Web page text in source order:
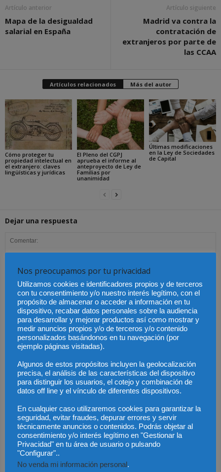
Artículo anterior
Mapa de la desigualdad
salarial en España
Artículo siguiente
Madrid va contra la
contratación de
extranjeros por parte de
las CCAA
Artículos relacionados Más del autor
Cómo proteger tu
propiedad intelectual en
el extranjero: claves
lingüísticas y jurídicas
El Pleno del CGPJ
aprueba el informe al
anteproyecto de Ley de
Familias por
unanimidad
Últimas modificaciones
en la Ley de Sociedades
de Capital
Dejar una respuesta
Save my name, email, and website in this browser for the next time I
comment.
Nos preocupamos por tu privacidad
Utilizamos cookies e identificadores propios y de terceros
con tu consentimiento y/o nuestro interés legítimo, con el
propósito de almacenar o acceder a información en tu
dispositivo, recabar datos personales sobre la audiencia
para desarrollar y mejorar productos así como mostrar y
medir anuncios propios y/o de terceros y/o contenido
personalizados basándonos en tu navegación (por
ejemplo páginas visitadas).
Algunos de estos propósitos incluyen la geolocalización
precisa, el análisis de las características del dispositivo
para distinguir los usuarios, el cotejo y combinación de
datos off line y el vínculo de diferentes dispositivos.
En cualquier caso utilizaremos cookies para garantizar la
seguridad, evitar fraudes, depurar errores y servir
técnicamente anuncios o contenidos. Podrás objetar al
consentimiento y/o interés legítimo en "Gestionar la
Privacidad" en tu área de usuario o pulsando
"Configurar"..
No venda mi información personal.